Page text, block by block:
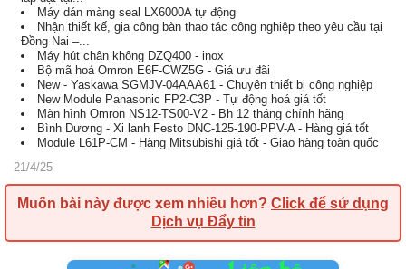
Máy dán màng seal LX6000A tự động
Nhận thiết kế, gia công bàn thao tác công nghiệp theo yêu cầu tại
Đồng Nai –...
Máy hút chân không DZQ400 - inox
Bộ mã hoá Omron E6F-CWZ5G - Giá ưu đãi
New - Yaskawa SGMJV-04AAA61 - Chuyên thiết bị công nghiệp
New Module Panasonic FP2-C3P - Tự động hoá giá tốt
Màn hình Omron NS12-TS00-V2 - Bh 12 tháng chính hãng
Bình Dương - Xi lanh Festo DNC-125-190-PPV-A - Hàng giá tốt
Module L61P-CM - Hàng Mitsubishi giá tốt - Giao hàng toàn quốc
21/4/25
Muốn bài này được xem nhiều hơn? Click để sử dụng
Dịch vụ Đẩy tin